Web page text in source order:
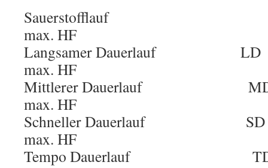
Sauerstofflauf
max. HF
Langsamer Dauerlauf
max. HF
Mittlerer Dauerlauf
max. HF
Schneller Dauerlauf
max. HF
Tempo Dauerlauf